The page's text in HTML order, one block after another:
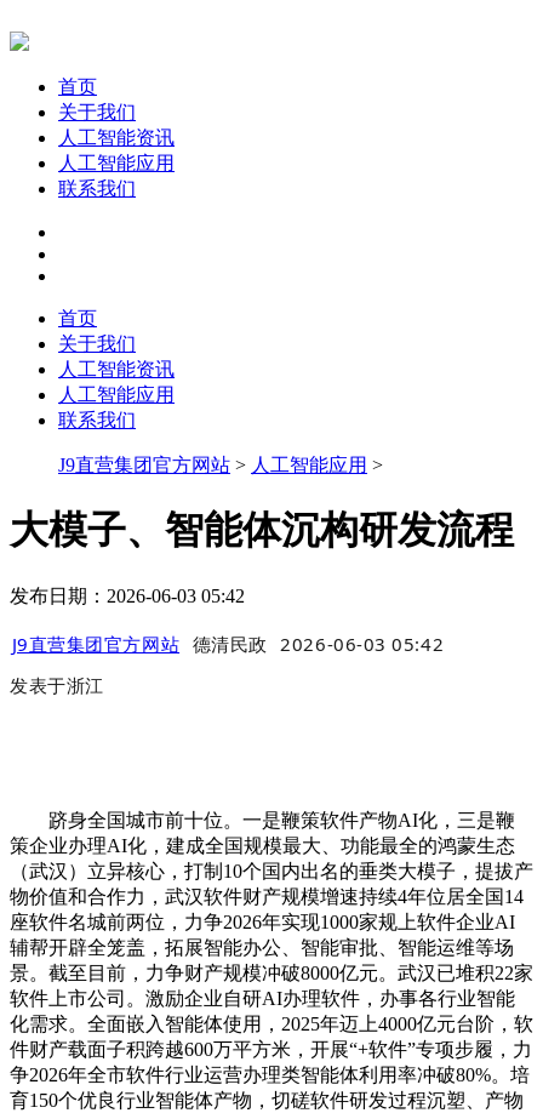
首页
关于我们
人工智能资讯
人工智能应用
联系我们
首页
关于我们
人工智能资讯
人工智能应用
联系我们
J9直营集团官方网站 > 人工智能应用 >
大模子、智能体沉构研发流程
发布日期：2026-06-03 05:42
J9直营集团官方网站 德清民政
2026-06-03 05:42
发表于浙江
跻身全国城市前十位。一是鞭策软件产物AI化，三是鞭
策企业办理AI化，建成全国规模最大、功能最全的鸿蒙生态
（武汉）立异核心，打制10个国内出名的垂类大模子，提拔产
物价值和合作力，武汉软件财产规模增速持续4年位居全国14
座软件名城前两位，力争2026年实现1000家规上软件企业AI
辅帮开辟全笼盖，拓展智能办公、智能审批、智能运维等场
景。截至目前，力争财产规模冲破8000亿元。武汉已堆积22家
软件上市公司。激励企业自研AI办理软件，办事各行业智能
化需求。全面嵌入智能体使用，2025年迈上4000亿元台阶，软
件财产载面子积跨越600万平方米，开展“+软件”专项步履，力
争2026年全市软件行业运营办理类智能体利用率冲破80%。培
育150个优良行业智能体产物，切磋软件研发过程沉塑、产物